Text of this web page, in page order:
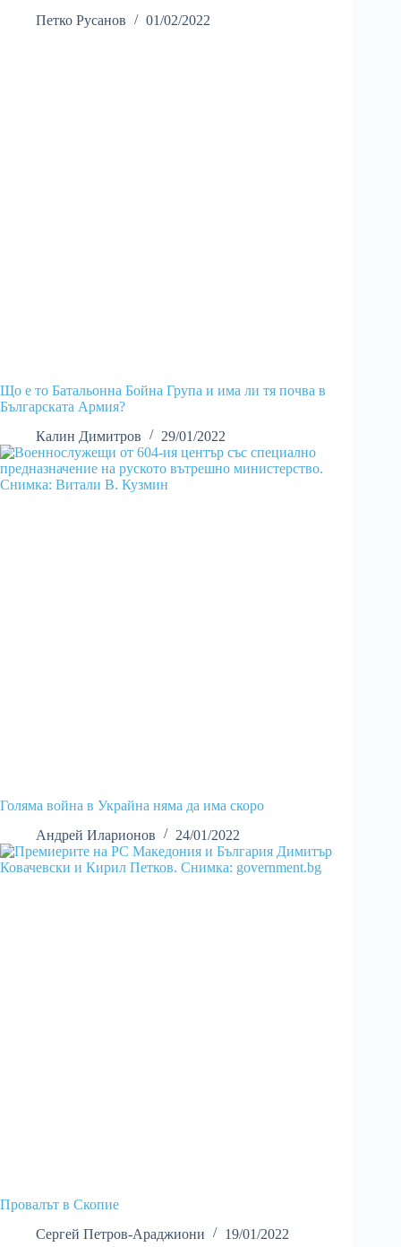
Петко Русанов
01/02/2022
Що е то Батальонна Бойна Група и има ли тя почва в
Българската Армия?
Калин Димитров
29/01/2022
Голяма война в Украйна няма да има скоро
Андрей Иларионов
24/01/2022
Провалът в Скопие
Сергей Петров-Араджиони
19/01/2022